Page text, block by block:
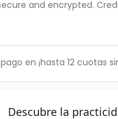
and encrypted.
en ¡hasta 12 cuotas
Descubre la